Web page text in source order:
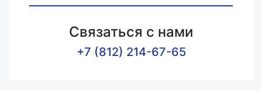
Связаться с нами
+7 (812) 214-67-65